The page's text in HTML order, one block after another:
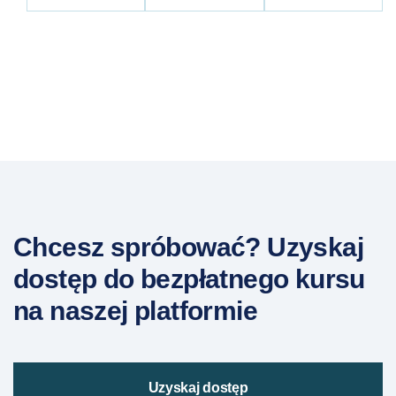
Chcesz spróbować? Uzyskaj
dostęp do bezpłatnego kursu
na naszej platformie
Uzyskaj dostęp